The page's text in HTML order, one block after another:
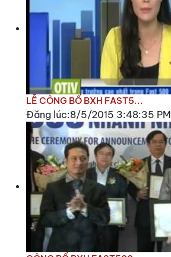
LỄ CÔNG BỐ BXH FAST5...
Đăng lúc:8/5/2015 3:48:35 PM